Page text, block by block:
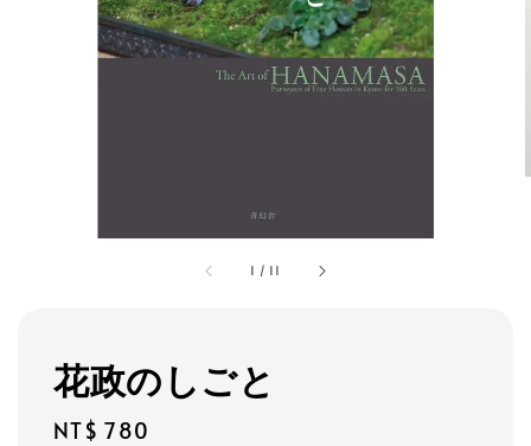
1 / 11
花政のしごと
Regular
NT$ 780